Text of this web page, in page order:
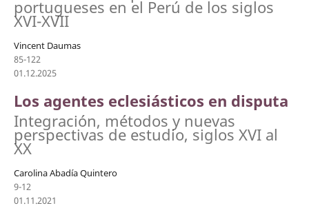
portugueses en el Perú de los siglos
XVI-XVII
Vincent Daumas
85-122
01.12.2025
Los agentes eclesiásticos en disputa
Integración, métodos y nuevas
perspectivas de estudio, siglos XVI al
XX
Carolina Abadía Quintero
9-12
01.11.2021